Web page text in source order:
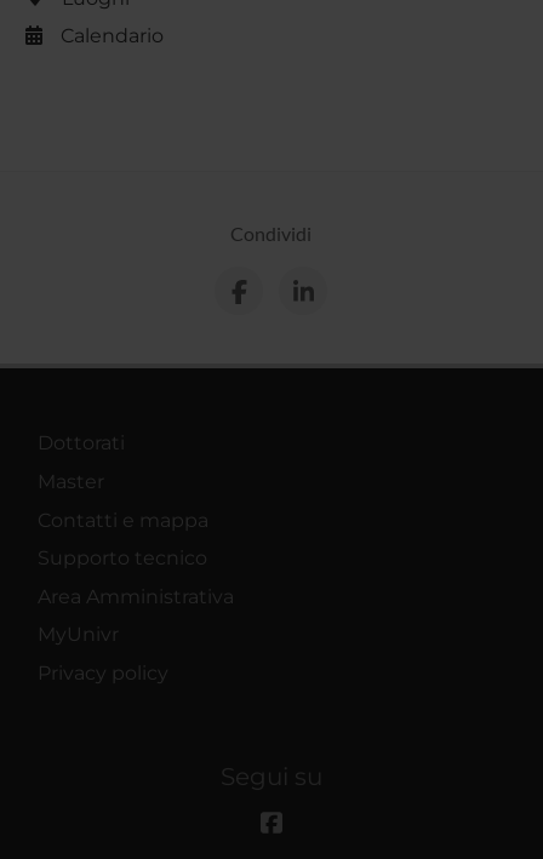
Calendario
Condividi
Dottorati
Master
Contatti e mappa
Supporto tecnico
Area Amministrativa
MyUnivr
Privacy policy
Segui su